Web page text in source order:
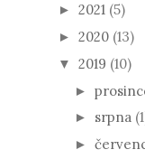
► 2021 (5)
► 2020 (13)
▼ 2019 (10)
►
► srpna
►